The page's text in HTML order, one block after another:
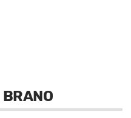
BRANO